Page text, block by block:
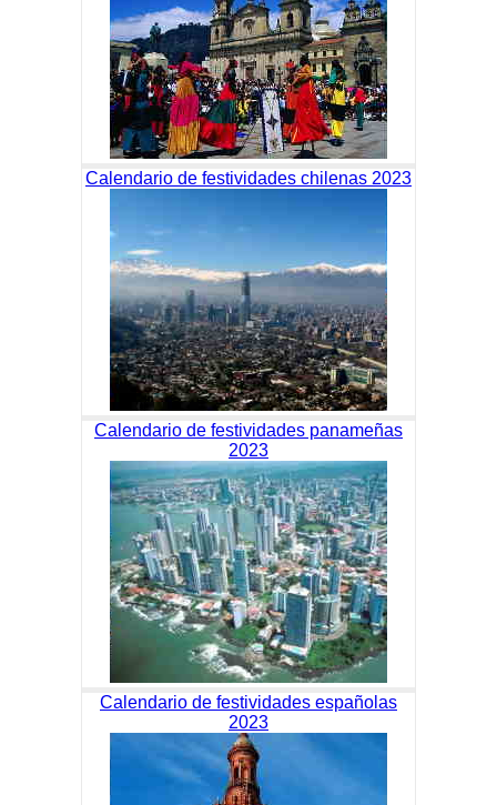
Calendario de festividades chilenas 2023
Calendario de festividades panameñas
2023
Calendario de festividades españolas
2023